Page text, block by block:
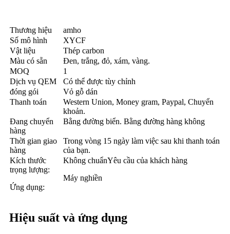
Thương hiệu
amho
Số mô hình
XYCF
Vật liệu
Thép carbon
Màu có sẵn
Đen, trắng, đỏ, xám, vàng.
MOQ
1
Dịch vụ QEM
Có thể được tùy chỉnh
đóng gói
Vỏ gỗ dán
Thanh toán
Western Union, Money gram, Paypal, Chuyển
khoản.
Đang chuyển
hàng
Bằng đường biển. Bằng đường hàng không
Thời gian giao
hàng
Trong vòng 15 ngày làm việc sau khi thanh toán
của bạn.
Kích thước
trọng lượng:
Ứng dụng:
Không chuẩnYêu cầu của khách hàng
Máy nghiền
Hiệu suất và ứng dụng